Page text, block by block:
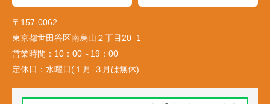
〒157-0062
東京都世田谷区南烏山２丁目20−1
営業時間： 10：00～19：00
定休日： 水曜日(１月-３月は無休)